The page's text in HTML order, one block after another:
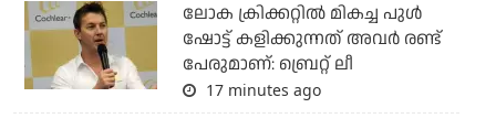
ലോക ക്രിക്കറ്റില്‍ മികച്ച പുള്‍
ഷോട്ട് കളിക്കുന്നത് അവര്‍ രണ്ട്
പേരുമാണ്: ബ്രെറ്റ് ലീ
17 minutes ago